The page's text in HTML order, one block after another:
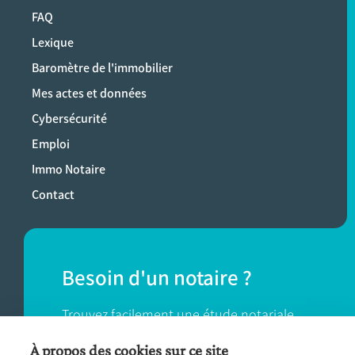
FAQ
Lexique
Baromètre de l'immobilier
Mes actes et données
Cybersécurité
Emploi
Immo Notaire
Contact
Besoin d'un notaire ?
Trouvez facilement une étude notariale
près de chez vous.
À propos des cookies sur ce site